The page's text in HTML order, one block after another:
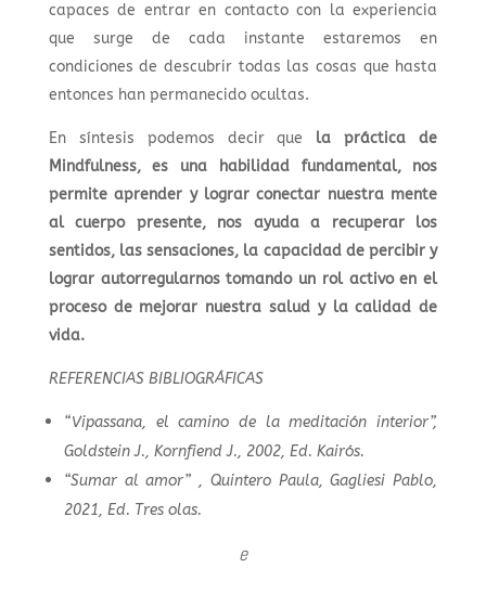
capaces de entrar en contacto con la experiencia
que surge de cada instante estaremos en
condiciones de descubrir todas las cosas que hasta
entonces han permanecido ocultas.
En síntesis podemos decir que la práctica de
Mindfulness, es una habilidad fundamental, nos
permite aprender y lograr conectar nuestra mente
al cuerpo presente, nos ayuda a recuperar los
sentidos, las sensaciones, la capacidad de percibir y
lograr autorregularnos tomando un rol activo en el
proceso de mejorar nuestra salud y la calidad de
vida.
REFERENCIAS BIBLIOGRÁFICAS
“Vipassana, el camino de la meditación interior”,
Goldstein J., Kornfiend J., 2002, Ed. Kairós.
“Sumar al amor” , Quintero Paula, Gagliesi Pablo,
2021, Ed. Tres olas.
e